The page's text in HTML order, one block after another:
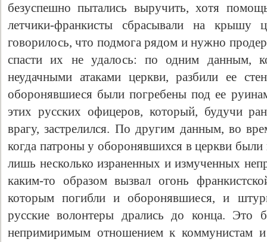
безуспешно пытались выручить, хотя
летчики-франкисты сбрасывали на крышу
говорилось, что подмога рядом и нужно
спасти их не удалось: по одним данным,
неудачными атаками церкви, разбили ее
оборонявшиеся были погребены под ее
этих русских офицеров, который, будучи
врагу, застрелился. По другим данным, во
когда патроны у оборонявшихся в церкви
лишь несколько израненных и измученных
каким-то образом вызвал огонь
которым погибли и оборонявшиеся, и
русские волонтеры дрались до конца. Это
непримиримым отношением к коммунистам